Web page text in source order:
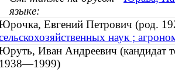
языке:
Евгений Петрович (род.
наук ;
Иван Андреевич (кандидат
1938—1999)